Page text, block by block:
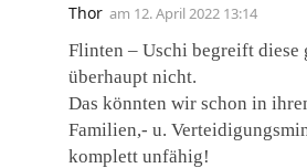
Thor am 12. April 2022 13:14
Flinten – Uschi begreift diese
überhaupt nicht.
Das könnten wir schon in
Familien,- u.
komplett unfähig!